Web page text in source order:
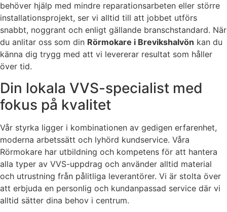
behöver hjälp med mindre reparationsarbeten eller större
installationsprojekt, ser vi alltid till att jobbet utförs
snabbt, noggrant och enligt gällande branschstandard. När
du anlitar oss som din Rörmokare i Brevikshalvön kan du
känna dig trygg med att vi levererar resultat som håller
över tid.
Din lokala VVS-specialist med
fokus på kvalitet
Vår styrka ligger i kombinationen av gedigen erfarenhet,
moderna arbetssätt och lyhörd kundservice. Våra
Rörmokare har utbildning och kompetens för att hantera
alla typer av VVS-uppdrag och använder alltid material
och utrustning från pålitliga leverantörer. Vi är stolta över
att erbjuda en personlig och kundanpassad service där vi
alltid sätter dina behov i centrum.